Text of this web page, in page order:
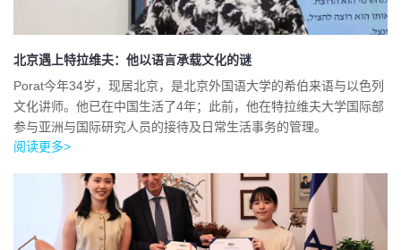
北京遇上特拉维夫：他以语言承载文化的谜
Porat今年34岁，现居北京，是北京外国语大学的希伯来语与以色列
文化讲师。他已在中国生活了4年；此前，他在特拉维夫大学国际部
参与亚洲与国际研究人员的接待及日常生活事务的管理。
阅读更多>